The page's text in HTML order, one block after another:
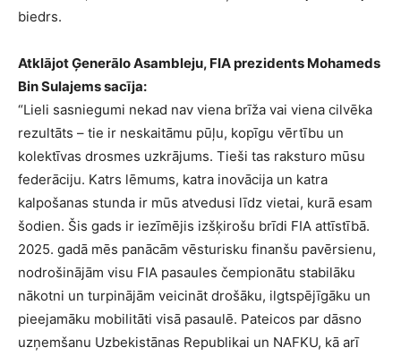
biedrs.
Atklājot Ģenerālo Asambleju, FIA prezidents Mohameds
Bin Sulajems sacīja:
“Lieli sasniegumi nekad nav viena brīža vai viena cilvēka
rezultāts – tie ir neskaitāmu pūļu, kopīgu vērtību un
kolektīvas drosmes uzkrājums. Tieši tas raksturo mūsu
federāciju. Katrs lēmums, katra inovācija un katra
kalpošanas stunda ir mūs atvedusi līdz vietai, kurā esam
šodien. Šis gads ir iezīmējis izšķirošu brīdi FIA attīstībā.
2025. gadā mēs panācām vēsturisku finanšu pavērsienu,
nodrošinājām visu FIA pasaules čempionātu stabilāku
nākotni un turpinājām veicināt drošāku, ilgtspējīgāku un
pieejamāku mobilitāti visā pasaulē. Pateicos par dāsno
uzņemšanu Uzbekistānas Republikai un NAFKU, kā arī